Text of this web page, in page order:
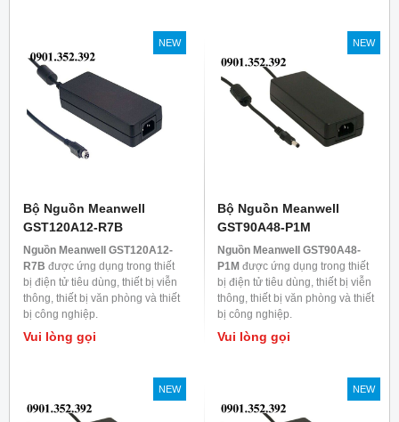
NEW
Bộ Nguồn Meanwell
GST120A12-R7B
Nguồn Meanwell GST120A12-
R7B được ứng dụng trong thiết
bị điện tử tiêu dùng, thiết bị viễn
thông, thiết bị văn phòng và thiết
bị công nghiệp.
Vui lòng gọi
NEW
Bộ Nguồn Meanwell
GST90A48-P1M
Nguồn Meanwell GST90A48-
P1M được ứng dụng trong thiết
bị điện tử tiêu dùng, thiết bị viễn
thông, thiết bị văn phòng và thiết
bị công nghiệp.
Vui lòng gọi
NEW NEW